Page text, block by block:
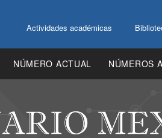
Actividades académicas
NÚMERO ACTUAL NÚMEROS